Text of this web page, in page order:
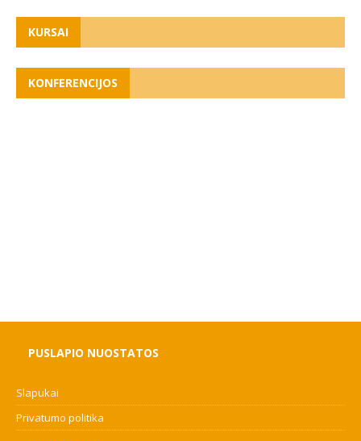
KURSAI
KONFERENCIJOS
PUSLAPIO NUOSTATOS
Slapukai
Privatumo politika